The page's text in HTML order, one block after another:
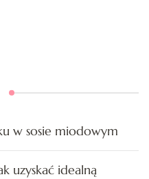
w sosie miodowym
uzyskać idealną